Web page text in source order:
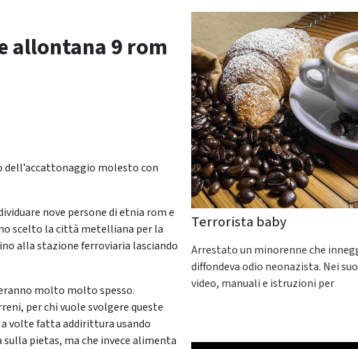
allontana 9 rom
molesto con
nove persone di etnia rom e
scelto la città metelliana per la
alla stazione ferroviaria lasciando
molto molto spesso.
per chi vuole svolgere queste
volte fatta addirittura usando
sulla pietas, ma che invece alimenta
Terrorista baby
Arrestato un minorenne che
diffondeva odio neonazista. Nei
video, manuali e istruzioni per